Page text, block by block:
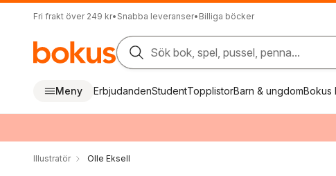
Fri frakt över 249 kr• Snabba leveranser• Billiga böcker
Sök bok, spel, pussel, penna...
Meny ErbjudandenStudentTopplistorBarn & ungdomBokus
Illustratör Olle Eksell